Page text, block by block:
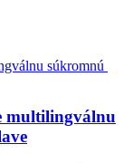
multilingválnu